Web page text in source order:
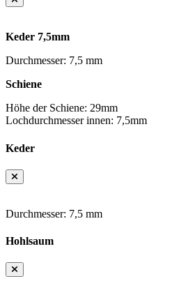
Keder 7,5mm
Durchmesser: 7,5 mm
Schiene
Höhe der Schiene: 29mm
Lochdurchmesser innen: 7,5mm
Keder
Durchmesser: 7,5 mm
Hohlsaum